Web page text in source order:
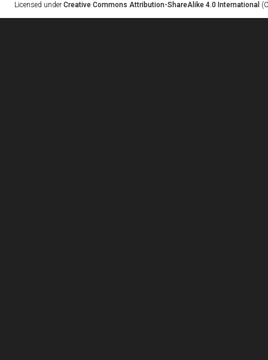
Licensed under Creative Commons Attribution-ShareAlike 4.0 International